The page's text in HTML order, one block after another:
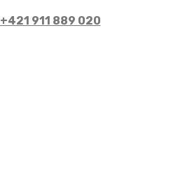
+421 911 889 020